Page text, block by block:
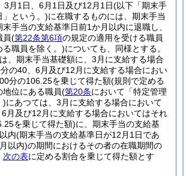
3月1日、6月1日及び12月1日(以下「期末手
」という。)に在職するものには、期末手当
末手当の支給基準日前1か月以内に退職し、
員(第22条第6項の規定の適用を受ける職員
る職員を除く。)についても、同様とする。
、期末手当基礎額に、3月に支給する場合
の40、6月及び12月に支給する場合におい
分の106.25を乗じて得た額(規則で定める
位にある職員(第20条において「特定管理
)にあつては、3月に支給する場合において
月及び12月に支給する場合においてはそれ
を乗じて得た額)に、期末手当の支給基
内(期末手当の支給基準日が12月1日であ
以内)の期間におけるその者の在職期間の
次の表に定める割合を乗じて得た額とす